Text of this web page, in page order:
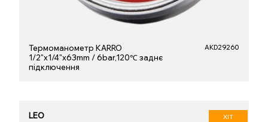
Термоманометр KARRO
1/2"x1/4"x63mm / 6bar,120℃ заднє
підключення
AKD29260
LEO ХІТ